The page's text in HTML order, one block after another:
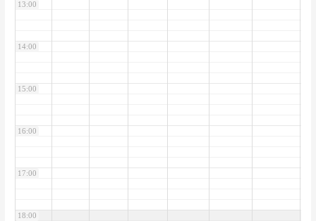
13:00
14:00
15:00
16:00
17:00
18:00